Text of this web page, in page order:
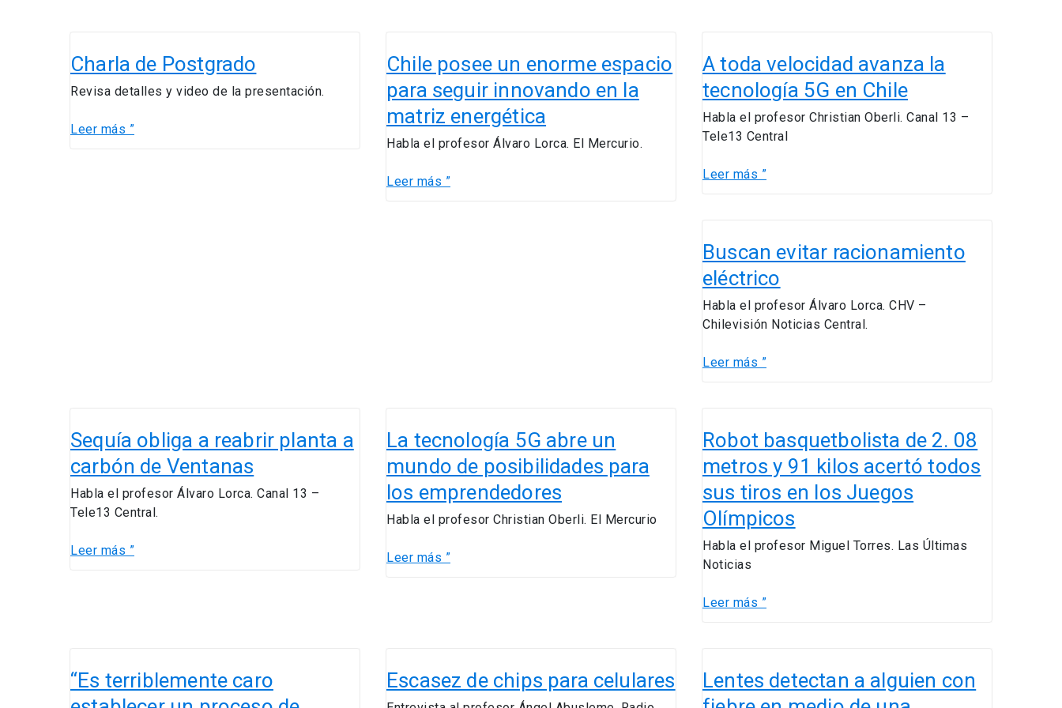
Charla de Postgrado
Revisa detalles y video de la presentación.
de
Postgrado
Leer más ”
Chile posee un enorme espacio
para seguir innovando en la
matriz energética
Habla el profesor Álvaro Lorca. El Mercurio.
posee
un
enorme
espacio
para
innovando
Leer más ”
A toda velocidad avanza la
tecnología 5G en Chile
Habla el profesor Christian Oberli. Canal 13 –
Tele13 Central
toda
velocidad
avanza
la
tecnología
en
Leer más ”
Buscan evitar racionamiento
eléctrico
Habla el profesor Álvaro Lorca. CHV –
Chilevisión Noticias Central.
evitar
racionamiento
eléctrico
Leer más ”
Sequía obliga a reabrir planta a
carbón de Ventanas
Habla el profesor Álvaro Lorca. Canal 13 –
Tele13 Central.
obliga
a
reabrir
planta
a
de
Leer más ”
La tecnología 5G abre un
mundo de posibilidades para
los emprendedores
Habla el profesor Christian Oberli. El Mercurio
tecnología
5G
abre
un
mundo
posibilidades
Leer más ”
Robot basquetbolista de 2. 08
metros y 91 kilos acertó todos
sus tiros en los Juegos
Olímpicos
Habla el profesor Miguel Torres. Las Últimas
Noticias
basquetbolista
de
2.
08
metros
y
91
kilos
todos
los
Juegos
Leer más ”
“Es terriblemente caro
terriblemente
caro
Escasez de chips para celulares
de
chips
Lentes detectan a alguien con
detectan
a